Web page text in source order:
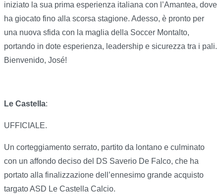
iniziato la sua prima esperienza italiana con l’Amantea, dove
ha giocato fino alla scorsa stagione. Adesso, è pronto per
una nuova sfida con la maglia della Soccer Montalto,
portando in dote esperienza, leadership e sicurezza tra i pali.
Bienvenido, José!
Le Castella:
UFFICIALE.
Un corteggiamento serrato, partito da lontano e culminato
con un affondo deciso del DS Saverio De Falco, che ha
portato alla finalizzazione dell’ennesimo grande acquisto
targato ASD Le Castella Calcio.